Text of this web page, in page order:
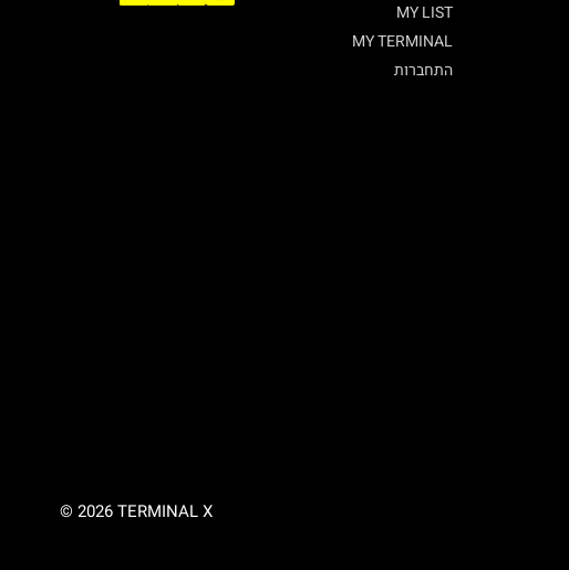
MY LIST
MY TERMINAL
התחברות
© 2026 TERMINAL X